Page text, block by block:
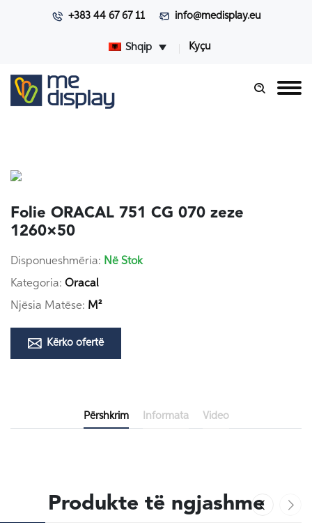
+383 44 67 67 11 info@medisplay.eu
Shqip Kyçu
Folie ORACAL 751 CG 070 zeze
1260×50
Disponueshmëria: Në Stok
Kategoria: Oracal
Njësia Matëse: M²
Kërko ofertë
Përshkrim Informata Video
Produkte të ngjashme